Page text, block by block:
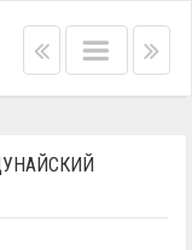
Left
bar
Main
menu
Right
menu
bar